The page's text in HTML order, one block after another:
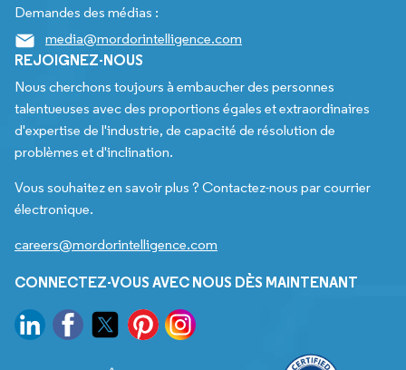
Demandes des médias :
media@mordorintelligence.com
REJOIGNEZ-NOUS
Nous cherchons toujours à embaucher des personnes
talentueuses avec des proportions égales et extraordinaires
d'expertise de l'industrie, de capacité de résolution de
problèmes et d'inclination.
Vous souhaitez en savoir plus ? Contactez-nous par courrier
électronique.
careers@mordorintelligence.com
CONNECTEZ-VOUS AVEC NOUS DÈS MAINTENANT